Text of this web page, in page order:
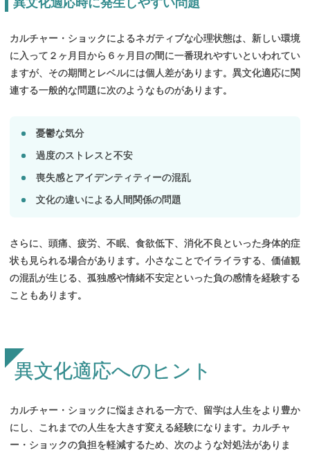
異文化適応時に発生しやすい問題
カルチャー・ショックによるネガティブな心理状態は、新しい環境
に入って２ヶ月目から６ヶ月目の間に一番現れやすいといわれてい
ますが、その期間とレベルには個人差があります。異文化適応に関
連する一般的な問題に次のようなものがあります。
憂鬱な気分
過度のストレスと不安
喪失感とアイデンティティーの混乱
文化の違いによる人間関係の問題
さらに、頭痛、疲労、不眠、食欲低下、消化不良といった身体的症
状も見られる場合があります。小さなことでイライラする、価値観
の混乱が生じる、孤独感や情緒不安定といった負の感情を経験する
こともあります。
異文化適応への ヒント
カルチャー・ショックに悩まされる一方で、留学は人生をより豊か
にし、これまでの人生を大きす変える経験になります。カルチャ
ー・ショックの負担を軽減するため、次のような対処法がありま